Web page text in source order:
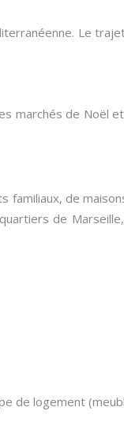
Le
marchés de Noël
familiaux, de
de
de logement